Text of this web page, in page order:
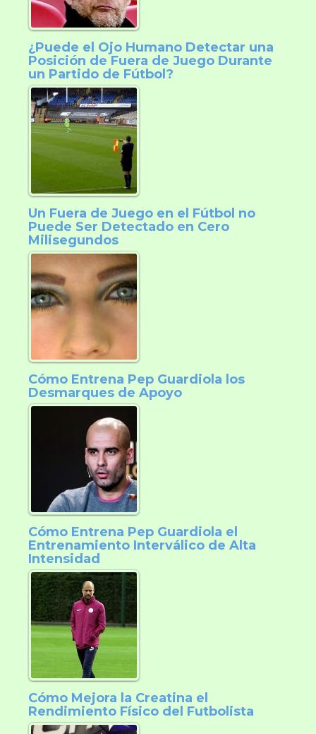
¿Puede el Ojo Humano Detectar una
Posición de Fuera de Juego Durante
un Partido de Fútbol?
Un Fuera de Juego en el Fútbol no
Puede Ser Detectado en Cero
Milisegundos
Cómo Entrena Pep Guardiola los
Desmarques de Apoyo
Cómo Entrena Pep Guardiola el
Entrenamiento Interválico de Alta
Intensidad
Cómo Mejora la Creatina el
Rendimiento Físico del Futbolista